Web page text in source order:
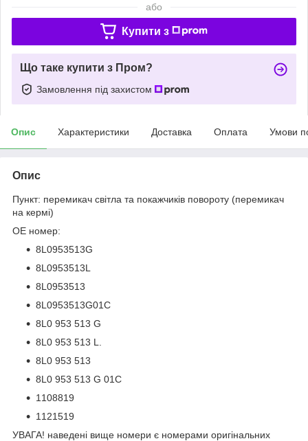
або
Купити з
Що таке купити з Пром?
Замовлення під захистом
Опис Характеристики Доставка Оплата Умови
Опис
Пункт: перемикач світла та покажчиків повороту (перемикач
на кермі)
OE номер:
8L0953513G
8L0953513L
8L0953513
8L0953513G01C
8L0 953 513 G
8L0 953 513 L.
8L0 953 513
8L0 953 513 G 01C
1108819
1121519
УВАГА! наведені вище номери є номерами оригінальних